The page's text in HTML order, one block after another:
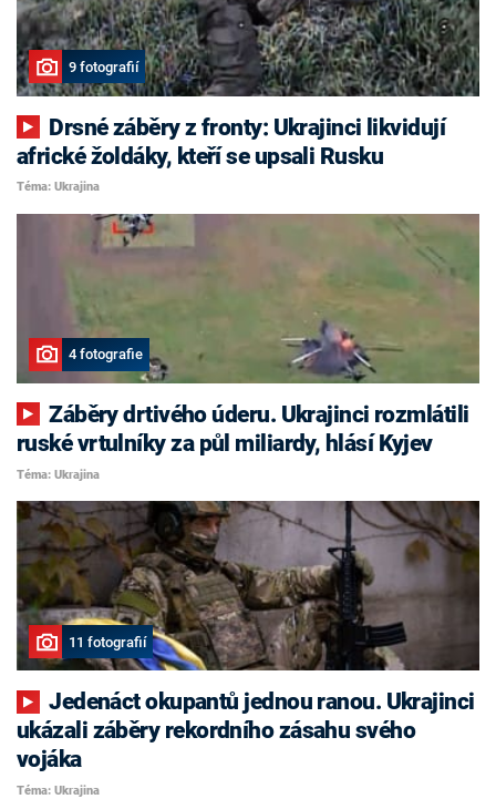
9 fotografií
africké žoldáky, kteří se upsali Rusku
Téma: Ukrajina
4 fotografie
Záběry drtivého úderu. Ukrajinci rozmlátili
ruské vrtulníky za půl miliardy, hlásí Kyjev
Téma: Ukrajina
11 fotografií
Jedenáct okupantů jednou ranou. Ukrajinci
ukázali záběry rekordního zásahu svého
vojáka
Téma: Ukrajina